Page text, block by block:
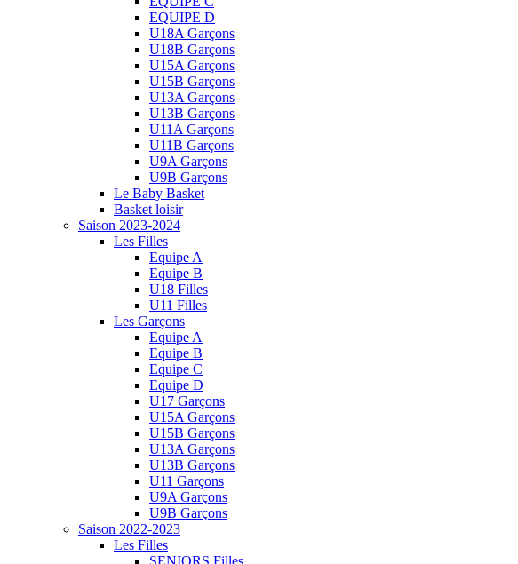
EQUIPE D
U18A Garçons
U18B Garçons
U15A Garçons
U15B Garçons
U13A Garçons
U13B Garçons
U11A Garçons
U11B Garçons
U9A Garçons
U9B Garçons
Le Baby Basket
Basket loisir
Saison 2023-2024
Les Filles
Equipe A
Equipe B
U18 Filles
U11 Filles
Les Garçons
Equipe A
Equipe B
Equipe C
Equipe D
U17 Garçons
U15A Garçons
U15B Garçons
U13A Garçons
U13B Garçons
U11 Garçons
U9A Garçons
U9B Garçons
Saison 2022-2023
Les Filles
SENIORS Filles